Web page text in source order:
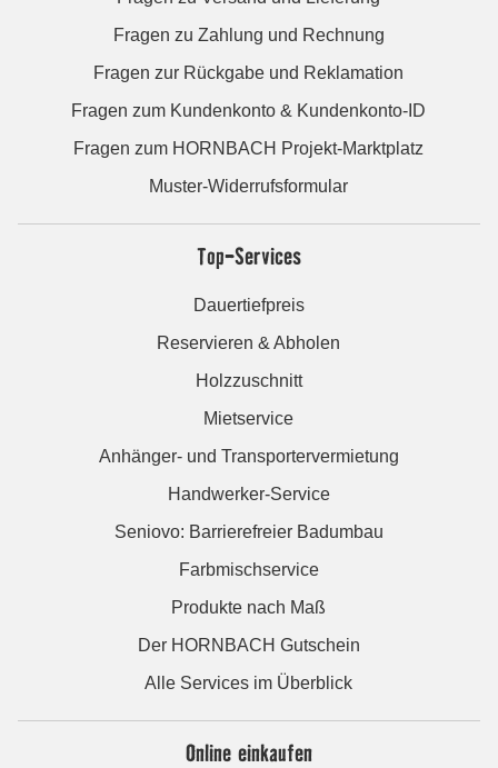
Fragen zu Zahlung und Rechnung
Fragen zur Rückgabe und Reklamation
Fragen zum Kundenkonto & Kundenkonto-ID
Fragen zum HORNBACH Projekt-Marktplatz
Muster-Widerrufsformular
Top-Services
Dauertiefpreis
Reservieren & Abholen
Holzzuschnitt
Mietservice
Anhänger- und Transportervermietung
Handwerker-Service
Seniovo: Barrierefreier Badumbau
Farbmischservice
Produkte nach Maß
Der HORNBACH Gutschein
Alle Services im Überblick
Online einkaufen